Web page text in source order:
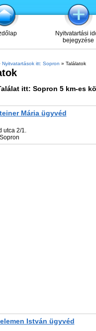
Nyitvatartási
bejegyzése
Nyitvatartások itt: Sopron » Találatok
itt: Sopron 5 km-es
Mária ügyvéd
utca 2/1.
István ügyvéd